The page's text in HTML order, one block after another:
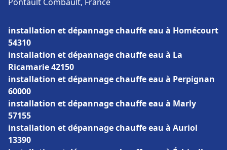
installation et dépannage chauffe eau à Homécourt
54310
installation et dépannage chauffe eau à La
Ricamarie 42150
installation et dépannage chauffe eau à Perpignan
60000
installation et dépannage chauffe eau à Marly
57155
installation et dépannage chauffe eau à Auriol
13390